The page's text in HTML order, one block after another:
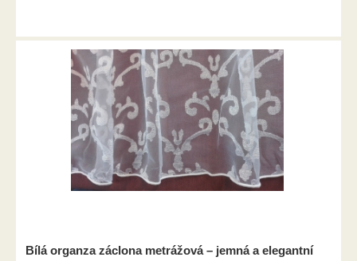
Bílá organza záclona metrážová – jemná a elegantní